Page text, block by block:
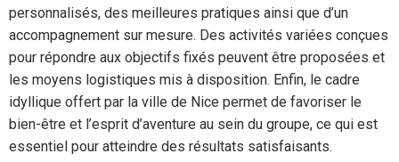
personnalisés, des meilleures pratiques ainsi que d’un
accompagnement sur mesure. Des activités variées conçues
pour répondre aux objectifs fixés peuvent être proposées et
les moyens logistiques mis à disposition. Enfin, le cadre
idyllique offert par la ville de Nice permet de favoriser le
bien-être et l’esprit d’aventure au sein du groupe, ce qui est
essentiel pour atteindre des résultats satisfaisants.